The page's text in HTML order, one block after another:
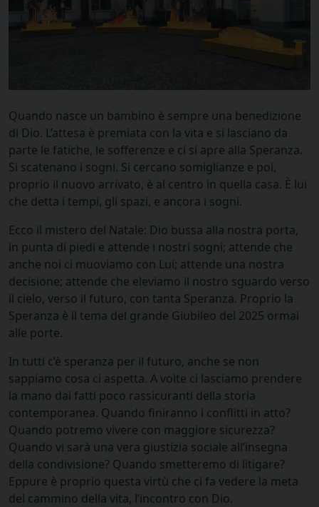
Quando nasce un bambino è sempre una benedizione
di Dio. L’attesa è premiata con la vita e si lasciano da
parte le fatiche, le sofferenze e ci si apre alla Speranza.
Si scatenano i sogni. Si cercano somiglianze e poi,
proprio il nuovo arrivato, è al centro in quella casa. È lui
che detta i tempi, gli spazi, e ancora i sogni.
Ecco il mistero del Natale: Dio bussa alla nostra porta,
in punta di piedi e attende i nostri sogni; attende che
anche noi ci muoviamo con Lui; attende una nostra
decisione; attende che eleviamo il nostro sguardo verso
il cielo, verso il futuro, con tanta Speranza. Proprio la
Speranza è il tema del grande Giubileo del 2025 ormai
alle porte.
In tutti c’è speranza per il futuro, anche se non
sappiamo cosa ci aspetta. A volte ci lasciamo prendere
la mano dai fatti poco rassicuranti della storia
contemporanea. Quando finiranno i conflitti in atto?
Quando potremo vivere con maggiore sicurezza?
Quando vi sarà una vera giustizia sociale all’insegna
della condivisione? Quando smetteremo di litigare?
Eppure è proprio questa virtù che ci fa vedere la meta
del cammino della vita, l’incontro con Dio.